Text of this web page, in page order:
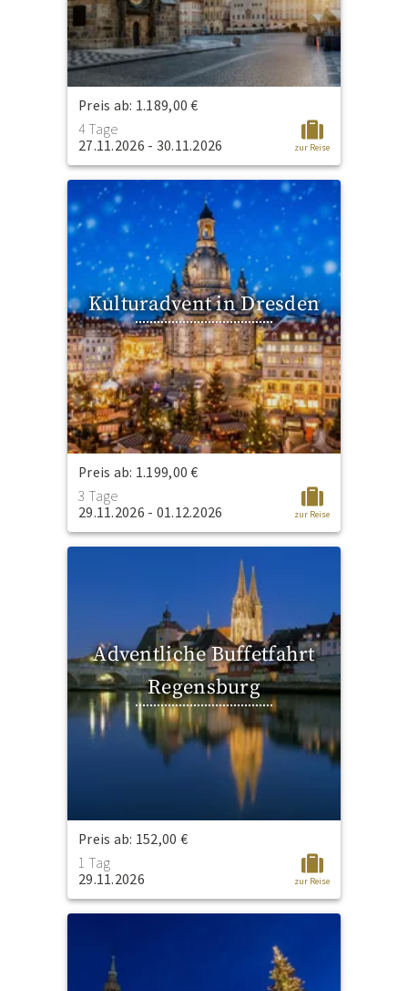
Preis ab: 1.189,00 €
4 Tage
27.11.2026 - 30.11.2026
zur Reise
Kulturadvent in Dresden
Preis ab: 1.199,00 €
3 Tage
29.11.2026 - 01.12.2026
zur Reise
Adventliche Buffetfahrt
Regensburg
Preis ab: 152,00 €
1 Tag
29.11.2026
zur Reise